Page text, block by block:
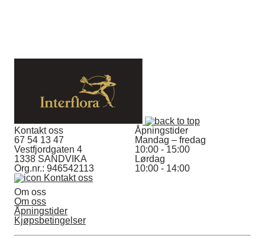
Kontakt oss
67 54 13 47
Vestfjordgaten 4
1338 SANDVIKA
Org.nr.: 946542113
Kontakt oss
Åpningstider
Mandag – fredag
10:00 - 15:00
Lørdag
10:00 - 14:00
Om oss
Om oss
Åpningstider
Kjøpsbetingelser